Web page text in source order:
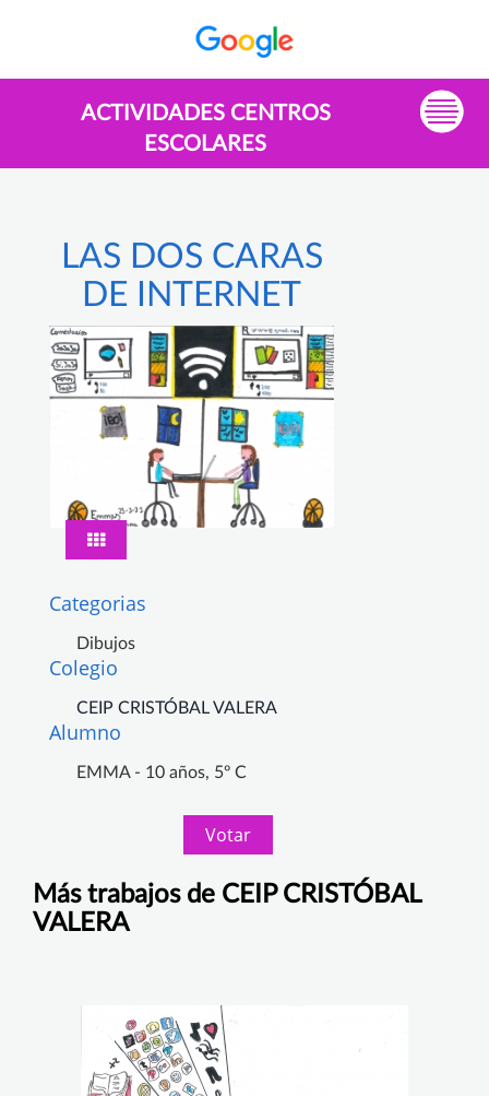
ACTIVIDADES CENTROS
ESCOLARES
LAS DOS CARAS
DE INTERNET
Categorias
Dibujos
Colegio
CEIP CRISTÓBAL VALERA
Alumno
EMMA - 10 años, 5º C
Votar
Más trabajos de CEIP CRISTÓBAL
VALERA